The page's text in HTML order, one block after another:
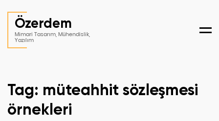
Özerdem
Mimari Tasarım, Mühendislik,
Yazılım
Tag: müteahhit sözleşmesi
örnekleri